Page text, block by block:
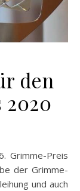
den
2020
der Grimme-
und auch